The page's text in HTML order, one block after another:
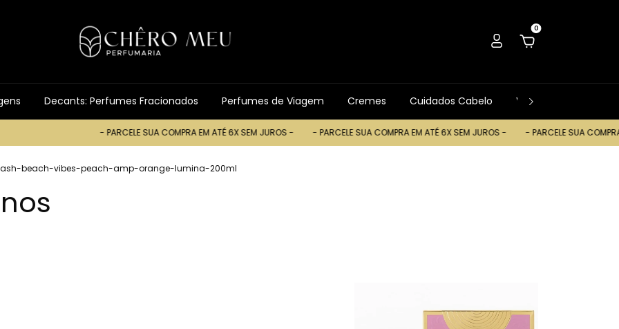
0
Decants: Perfumes Fracionados Perfumes de Viagem Cremes Cuidados Cabelo Ver Tudo
- PARCELE SUA COMPRA EM ATÉ 6X SEM JUROS - - PARCELE SUA COMPRA EM ATÉ 6X SEM JUROS - - PARCELE SUA COMPRA EM ATÉ 6X
beach-vibes-peach-amp-orange-lumina-200ml